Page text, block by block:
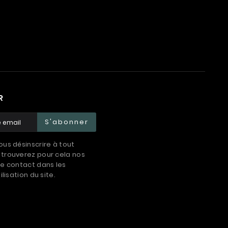
S'abonner
désinscrire à tout
pour cela nos
contact dans les
du site.